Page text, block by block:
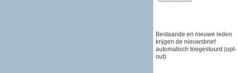
Bestaande en nieuwe leden
krijgen de nieuwsbrief
automatisch toegestuurd (opt-
out)